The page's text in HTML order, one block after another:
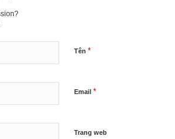
Tên *
Email *
Trang web